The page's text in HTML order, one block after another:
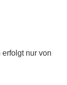
nur von